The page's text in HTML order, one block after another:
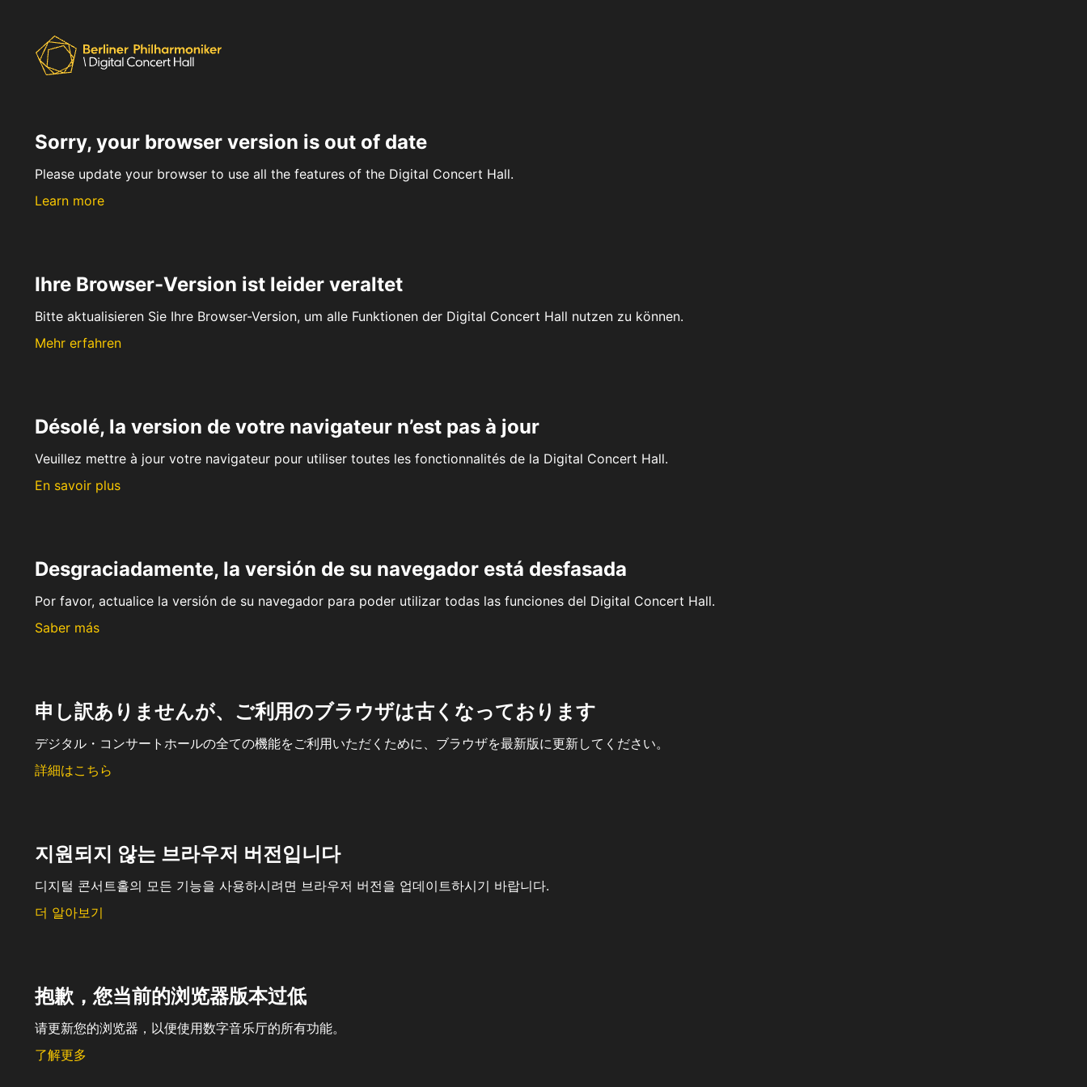
Sorry, your browser version is out of date
Please update your browser to use all the features of the Digital Concert Hall.
Learn more
Ihre Browser-Version ist leider veraltet
Bitte aktualisieren Sie Ihre Browser-Version, um alle Funktionen der Digital Concert Hall nutzen zu können.
Mehr erfahren
Désolé, la version de votre navigateur n’est pas à jour
Veuillez mettre à jour votre navigateur pour utiliser toutes les fonctionnalités de la Digital Concert Hall.
En savoir plus
Desgraciadamente, la versión de su navegador está desfasada
Por favor, actualice la versión de su navegador para poder utilizar todas las funciones del Digital Concert Hall.
Saber más
申し訳ありませんが、ご利用のブラウザは古くなっております
デジタル・コンサートホールの全ての機能をご利用いただくために、ブラウザを最新版に更新してください。
詳細はこちら
지원되지 않는 브라우저 버전입니다
디지털 콘서트홀의 모든 기능을 사용하시려면 브라우저 버전을 업데이트하시기 바랍니다.
더 알아보기
抱歉，您当前的浏览器版本过低
请更新您的浏览器，以便使用数字音乐厅的所有功能。
了解更多